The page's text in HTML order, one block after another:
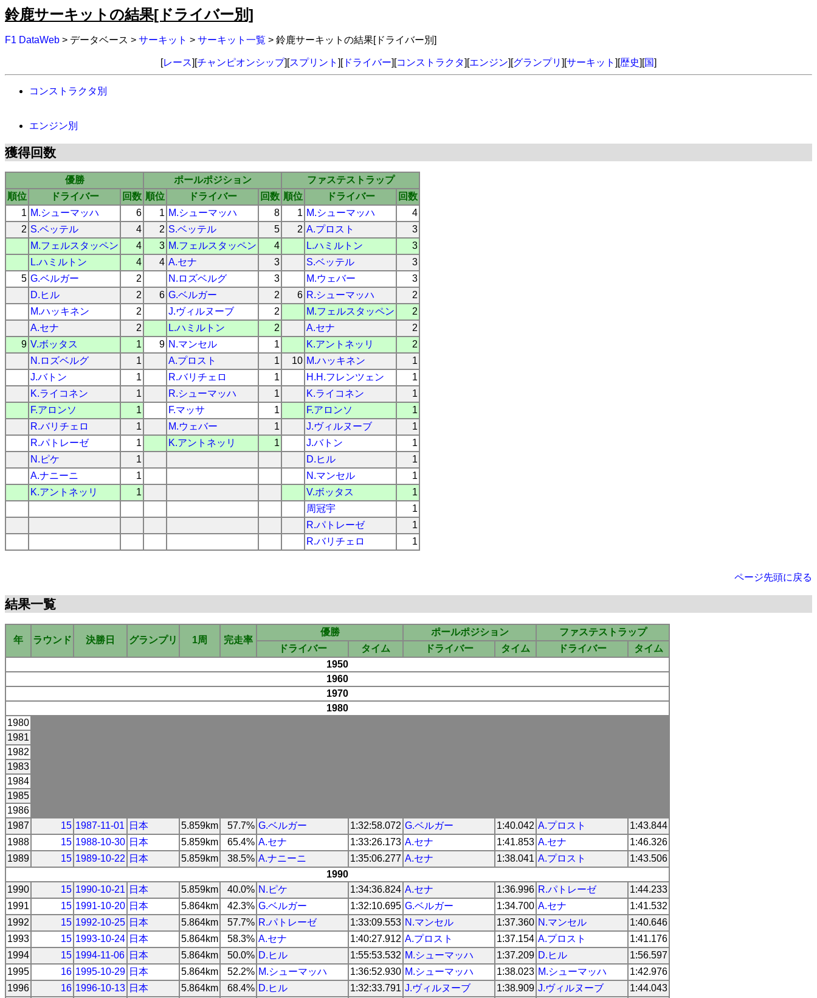
鈴鹿サーキットの結果[ドライバー別]
F1 DataWeb > データベース > サーキット > サーキット一覧 > 鈴鹿サーキットの結果[ドライバー別]
[レース][チャンピオンシップ][スプリント ][ドライバー][コンストラクタ][エンジン][グランプリ ][サーキット ][歴史][国]
コンストラクタ別
エンジン別
獲得回数
優勝 ポールポジション
ファステストラップ
順位
ドライバー 回数 順位 ドライバー 回数 順位 ドライバー
回数
1 M.シューマッハ 6 1 M.シューマッハ 8 1 M.シューマッハ
4
2 S.ベッテル 4 2 S.ベッテル 5 2 A.プロスト
3
M.フェルスタッペン
4 3 M.フェルスタッペン 4 L.ハミルトン
3
L.ハミルトン
4 4 A.セナ 3 S.ベッテル
3
5 G.ベルガー 2 N.ロズベルグ 3 M.ウェバー
3
D.ヒル
2 6 G.ベルガー 2 6 R.シューマッハ
2
M.ハッキネン
2 J.ヴィルヌーブ 2 M.フェルスタッペン
2
A.セナ
2 L.ハミルトン 2 A.セナ
2
9 V.ボッタス 1 9 N.マンセル 1 K.アントネッリ
2
N.ロズベルグ
1 A.プロスト 1 10 M.ハッキネン
1
J.バトン
1 R.バリチェロ 1 H.H.フレンツェン
1
K.ライコネン
1 R.シューマッハ 1 K.ライコネン
1
F.アロンソ
1 F.マッサ 1 F.アロンソ
1
R.バリチェロ
1 M.ウェバー 1 J.ヴィルヌーブ
1
R.パトレーゼ
1 K.アントネッリ 1 J.バトン
1
N.ピケ
1 D.ヒル
1
A.ナニーニ
1 N.マンセル
1
K.アントネッリ
1 V.ボッタス
1
周冠宇
1
R.パトレーゼ
1
R.バリチェロ
1
ページ先頭に戻る
結果一覧
年 ラウンド 決勝日 グランプリ 1周 完走率
優勝 ポールポジション
ファステストラップ
ドライバー
タイム ドライバー タイム ドライバー
タイム
1950
1960
1970
1980
1980
1981
1982
1983
1984
1985
1986
1987
15 1987-11-01 日本 5.859km 57.7% G.ベルガー 1:32:58.072 G.ベルガー 1:40.042 A.プロスト
1:43.844
1988
15 1988-10-30 日本 5.859km 65.4% A.セナ 1:33:26.173 A.セナ 1:41.853 A.セナ
1:46.326
1989
15 1989-10-22 日本 5.859km 38.5% A.ナニーニ 1:35:06.277 A.セナ 1:38.041 A.プロスト
1:43.506
1990
1990
15 1990-10-21 日本 5.859km 40.0% N.ピケ 1:34:36.824 A.セナ 1:36.996 R.パトレーゼ
1:44.233
1991
15 1991-10-20 日本 5.864km 42.3% G.ベルガー 1:32:10.695 G.ベルガー 1:34.700 A.セナ
1:41.532
1992
15 1992-10-25 日本 5.864km 57.7% R.パトレーゼ 1:33:09.553 N.マンセル 1:37.360 N.マンセル
1:40.646
1993
15 1993-10-24 日本 5.864km 58.3% A.セナ 1:40:27.912 A.プロスト 1:37.154 A.プロスト
1:41.176
1994
15 1994-11-06 日本 5.864km 50.0% D.ヒル 1:55:53.532 M.シューマッハ 1:37.209 D.ヒル
1:56.597
1995
16 1995-10-29 日本 5.864km 52.2% M.シューマッハ 1:36:52.930 M.シューマッハ 1:38.023 M.シューマッハ
1:42.976
1996
16 1996-10-13 日本 5.864km 68.4% D.ヒル 1:32:33.791 J.ヴィルヌーブ 1:38.909 J.ヴィルヌーブ
1:44.043